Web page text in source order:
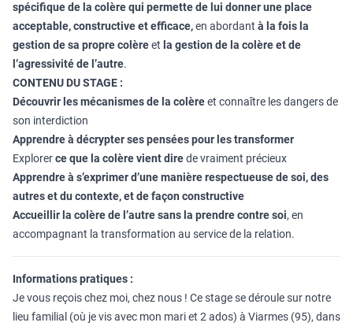
spécifique de la colère qui permette de lui donner une place
acceptable, constructive et efficace,en abordant à la fois la
gestion de sa propre colèreet la gestion de la colère et de
l’agressivité de l’autre.
CONTENU DU STAGE :
Découvrir les mécanismes de la colèreet connaître les dangers de
son interdiction
Apprendre à décrypter ses pensées pour les transformer
Explorerce que la colère vient direde vraiment précieux
Apprendre à s’exprimer d’une manière respectueuse de soi, des
autres et du contexte, et de façon constructive
Accueillir la colère de l’autre sans la prendre contre soi, en
accompagnant la transformation au service de la relation.
Informations pratiques :
Je vous reçois chez moi, chez nous ! Ce stage se déroule sur notre
lieu familial (où je vis avec mon mari et 2 ados) à Viarmes (95), dans